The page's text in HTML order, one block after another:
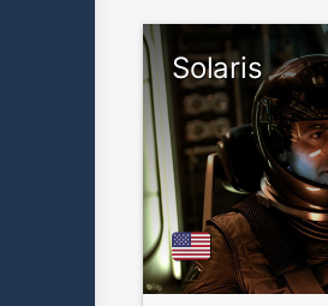
Solaris